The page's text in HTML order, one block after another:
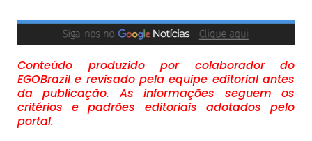
Conteúdo produzido por colaborador do
EGOBrazil e revisado pela equipe editorial antes
da publicação. As informações seguem os
critérios e padrões editoriais adotados pelo
portal.